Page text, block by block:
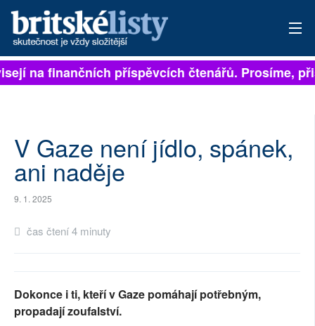
PŘIHLÁSIT
ARCHIV
ROZHOVORY
TÉMATA
NEJČTENĚJŠÍ ZA 7 DNÍ
PŘÍSPĚVKY NA PROVOZ
na finančních příspěvcích čtenářů. Prosíme,
V Gaze není jídlo, spánek,
ani naděje
9. 1. 2025
čas čtení 4 minuty
Dokonce i ti, kteří v Gaze pomáhají potřebným,
propadají zoufalství.